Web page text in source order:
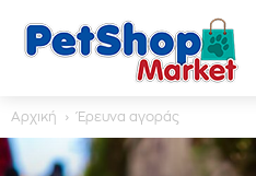
Αρχική Έρευνα αγοράς